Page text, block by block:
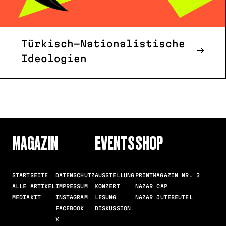
Türkisch-Nationalistische
Ideologien
MAGAZIN
STARTSEITE
ALLE ARTIKEL
MEDIAKIT
DATENSCHUTZ
IMPRESSUM
INSTAGRAM
FACEBOOK
X
EVENTS
AUSSTELLUNG
KONZERT
LESUNG
DISKUSSION
SHOP
PRINTMAGAZIN NR. 3
NAZAR CAP
NAZAR JUTEBEUTEL